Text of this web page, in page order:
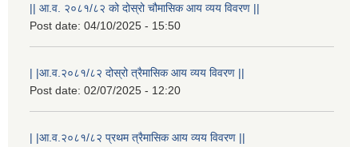
|| आ.व. २०८१/८२ को दोस्रो चौमासिक आय व्यय विवरण ||
Post date: 04/10/2025 - 15:50
| |आ.व.२०८१/८२ दोस्रो त्रैमासिक आय व्यय विवरण ||
Post date: 02/07/2025 - 12:20
| |आ.व.२०८१/८२ प्रथम त्रैमासिक आय व्यय विवरण ||